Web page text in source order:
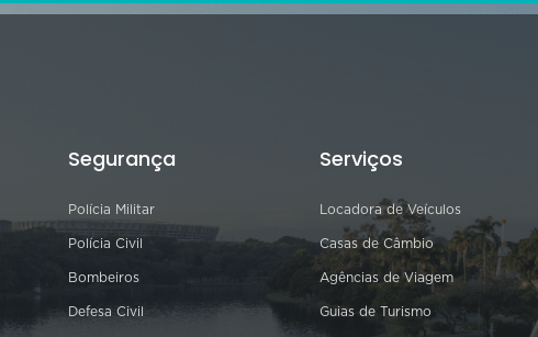
Segurança
Polícia Militar
Polícia Civil
Bombeiros
Defesa Civil
Serviços
Locadora de Veículos
Casas de Câmbio
Agências de Viagem
Guias de Turismo